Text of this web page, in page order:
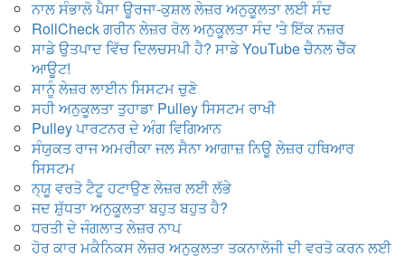
ਨਾਲ ਸੰਭਾਲੋ ਪੈਸਾ ਊਰਜਾ-ਕੁਸ਼ਲ ਲੇਜ਼ਰ ਅਨੁਕੂਲਤਾ ਲਈ ਸੰਦ
RollCheck ਗਰੀਨ ਲੇਜ਼ਰ ਰੋਲ ਅਨੁਕੂਲਤਾ ਸੰਦ 'ਤੇ ਇੱਕ ਨਜ਼ਰ
ਸਾਡੇ ਉਤਪਾਦ ਵਿੱਚ ਦਿਲਚਸਪੀ ਹੈ? ਸਾਡੇ YouTube ਚੈਨਲ ਚੈੱਕ
ਆਊਟ!
ਸਾਨੂੰ ਲੇਜ਼ਰ ਲਾਈਨ ਸਿਸਟਮ ਚੁਣੋ
ਸਹੀ ਅਨੁਕੂਲਤਾ ਤੁਹਾਡਾ Pulley ਸਿਸਟਮ ਰਾਖੀ
Pulley ਪਾਰਟਨਰ ਦੇ ਅੰਗ ਵਿਗਿਆਨ
ਸੰਯੁਕਤ ਰਾਜ ਅਮਰੀਕਾ ਜਲ ਸੈਨਾ ਆਗਾਜ਼ ਨਿਊ ਲੇਜ਼ਰ ਹਥਿਆਰ
ਸਿਸਟਮ
ਨ੍ਯੂ ਵਰਤੋ ਟੈਟੂ ਹਟਾਉਣ ਲੇਜ਼ਰ ਲਈ ਲੱਭੇ
ਜਦ ਸ਼ੁੱਧਤਾ ਅਨੁਕੂਲਤਾ ਬਹੁਤ ਬਹੁਤ ਹੈ?
ਧਰਤੀ ਦੇ ਜੰਗਲਾਤ ਲੇਜ਼ਰ ਨਾਪ
ਹੋਰ ਕਾਰ ਮਕੈਨਿਕਸ ਲੇਜ਼ਰ ਅਨੁਕੂਲਤਾ ਤਕਨਾਲੋਜੀ ਦੀ ਵਰਤੋ ਕਰਨ ਲਈ